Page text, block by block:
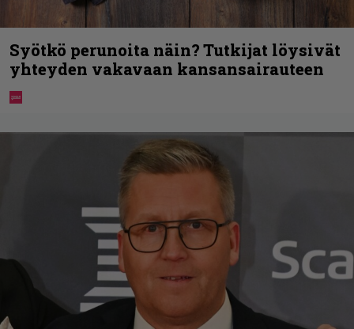
Syötkö perunoita näin? Tutkijat löysivät
yhteyden vakavaan kansansairauteen